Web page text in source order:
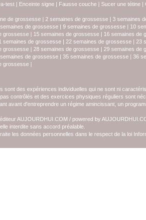
test | Enceinte signe | Fausse couche | Sucer une tétine |
de grossesse | 2 semaines de grossesse | 3 semaines
de grossesse | 9 semaines de grossesse | 10
grossesse | 15 semaines de grossesse | 16 semaines de
semaines de grossesse | 22 semaines de grossesse | 23
grossesse | 28 semaines de grossesse | 29 semaines de
de grossesse | 35 semaines de grossesse | 36
grossesse |
sont des expériences individuelles qui ne sont ni
contrôlés et des exercices physiques réguliers sont
avant d'entreprendre un régime amincissant, un
AUJOURDHUI.COM / powered by
interdite sans accord préalable.
les données personnelles dans le respect de la loi